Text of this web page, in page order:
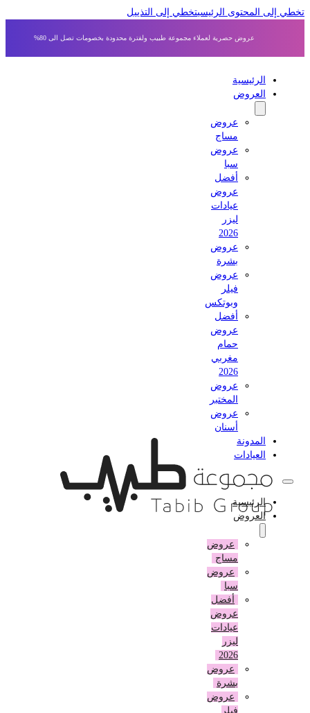
إلى المحتوى الرئيسي تخطي إلى التذييل
عروض حصرية لعملاء مجموعة طبيب ولفترة محدودة بخصومات تصل الى 80%
الرئيسية
العروض
عروض
مساج
عروض
أفضل
عروض
عيادات
عروض
بشرة
عروض
وبوتكس
أفضل
عروض
حمام
مغربي
عروض
المختبر
عروض
أسنان
المدونة
العيادات
الرئيسية
العروض
عروض
مساج
عروض
أفضل
عروض
عيادات
عروض
بشرة
عروض